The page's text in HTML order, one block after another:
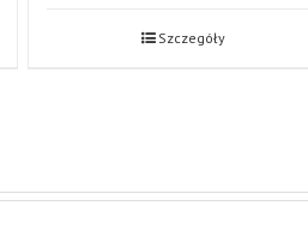
Szczegóły